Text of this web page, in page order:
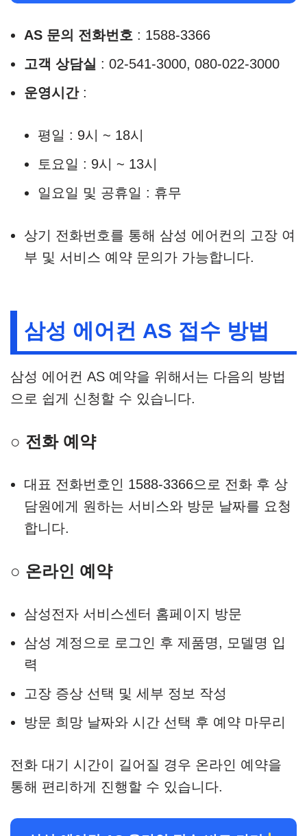
AS 문의 전화번호 : 1588-3366
고객 상담실 : 02-541-3000, 080-022-3000
운영시간:
평일 : 9시 ~ 18시
토요일 : 9시 ~ 13시
일요일 및 공휴일 : 휴무
상기 전화번호를 통해 삼성 에어컨의 고장 여
부 및 서비스 예약 문의가 가능합니다.
삼성 에어컨 AS 접수 방법
삼성 에어컨 AS 예약을 위해서는 다음의 방법
으로 쉽게 신청할 수 있습니다.
○ 전화 예약
대표 전화번호인 1588-3366으로 전화 후 상
담원에게 원하는 서비스와 방문 날짜를 요청
합니다.
○ 온라인 예약
삼성전자 서비스센터 홈페이지 방문
삼성 계정으로 로그인 후 제품명, 모델명 입
력
고장 증상 선택 및 세부 정보 작성
방문 희망 날짜와 시간 선택 후 예약 마무리
전화 대기 시간이 길어질 경우 온라인 예약을
통해 편리하게 진행할 수 있습니다.